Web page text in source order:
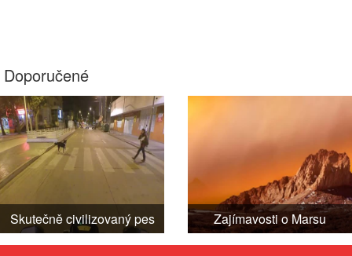
Doporučené
Skutečně civilizovaný pes Zajímavosti o Marsu